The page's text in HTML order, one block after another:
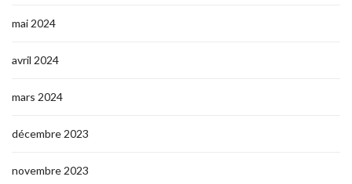
mai 2024
avril 2024
mars 2024
décembre 2023
novembre 2023